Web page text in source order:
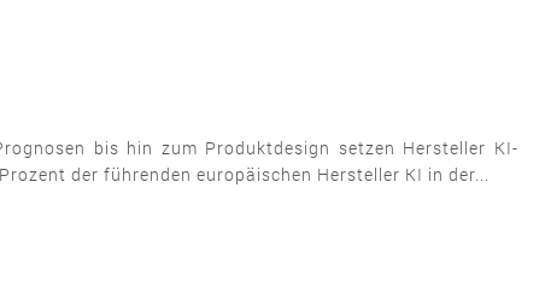
bis hin zum Produktdesign setzen Hersteller KI-
der führenden europäischen Hersteller KI in der...